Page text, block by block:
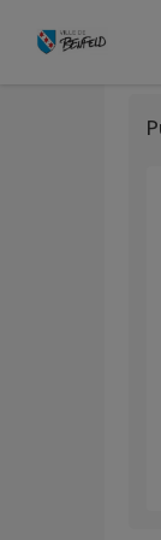
Contenu